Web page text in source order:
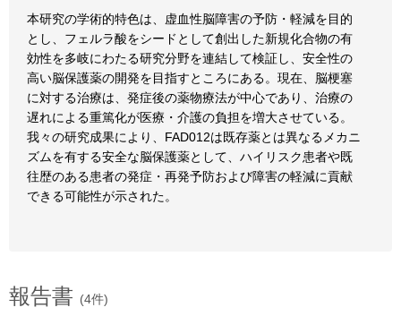
本研究の学術的特色は、虚血性脳障害の予防・軽減を目的
とし、フェルラ酸をシードとして創出した新規化合物の有
効性を多岐にわたる研究分野を連結して検証し、安全性の
高い脳保護薬の開発を目指すところにある。現在、脳梗塞
に対する治療は、発症後の薬物療法が中心であり、治療の
遅れによる重篤化が医療・介護の負担を増大させている。
我々の研究成果により、FAD012は既存薬とは異なるメカニ
ズムを有する安全な脳保護薬として、ハイリスク患者や既
往歴のある患者の発症・再発予防および障害の軽減に貢献
できる可能性が示された。
報告書 (4件)